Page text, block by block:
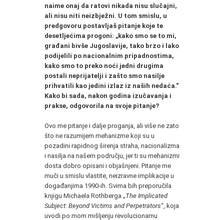
naime onaj da ratovi nikada nisu slučajni,
ali nisu niti neizbježni. U tom smislu, u
predgovoru postavljaš pitanje koje te
desetljećima progoni: „kako smo se to mi,
građani bivše Jugoslavije, tako brzo i lako
podijelili po nacionalnim pripadnostima,
kako smo to preko noći jedni drugima
postali neprijatelji i zašto smo nasilje
prihvatili kao jedini izlaz iz naših nedaća.“
Kako bi sada, nakon godina izučavanja i
prakse, odgovorila na svoje pitanje?
Ovo me pitanje i dalje proganja, ali više ne zato
što ne razumijem mehanizme koji su u
pozadini rapidnog širenja straha, nacionalizma
i nasilja na našem području, jer ti su mehanizmi
dosta dobro opisani i objašnjeni. Pitanje me
muči u smislu vlastite, neizravne implikacije u
događanjima 1990-ih. Svima bih preporučila
knjigu Michaela Rothberga „The Implicated
Subject: Beyond Victims and Perpetrators“, koja
uvodi po mom mišljenju revolucionarnu